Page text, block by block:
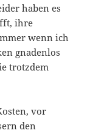
haben es
ihre
wenn ich
gnadenlos
trotzdem
vor
den